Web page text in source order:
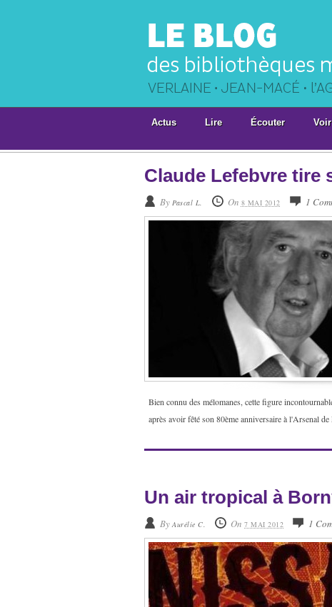
Actus Lire Écouter Voir
Claude Lefebvre tire
By Pascal L. On 8 MAI 2012 1
Bien connu des mélomanes, cette figure
après avoir fêté son 80ème anniversaire à l'Arsenal
Un air tropical à
ByAurélie C. On 7 MAI 2012 1